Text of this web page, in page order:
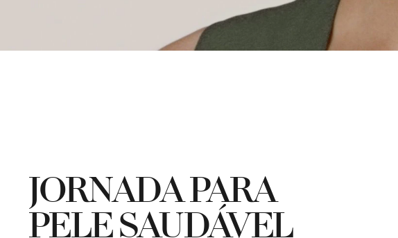
JORNADA PARA
PELE SAUDÁVEL